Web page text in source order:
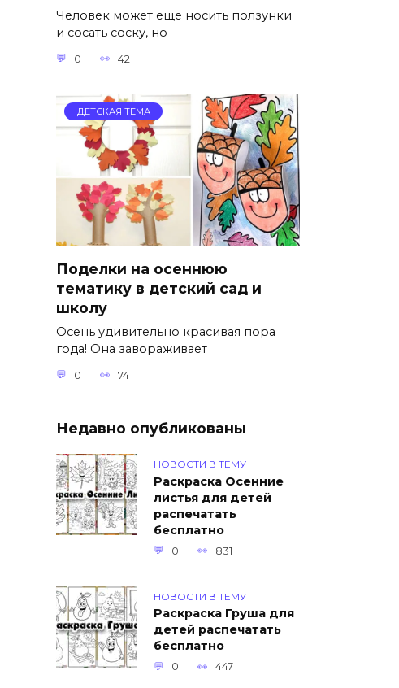
Человек может еще носить ползунки
и сосать соску, но
0 42
ДЕТСКАЯ ТЕМА
Поделки на осеннюю
тематику в детский сад и
школу
Осень удивительно красивая пора
года! Она завораживает
0 74
Недавно опубликованы
НОВОСТИ В ТЕМУ
Раскраска Осенние
листья для детей
распечатать
бесплатно
0 831
НОВОСТИ В ТЕМУ
Раскраска Груша для
детей распечатать
бесплатно
0 447